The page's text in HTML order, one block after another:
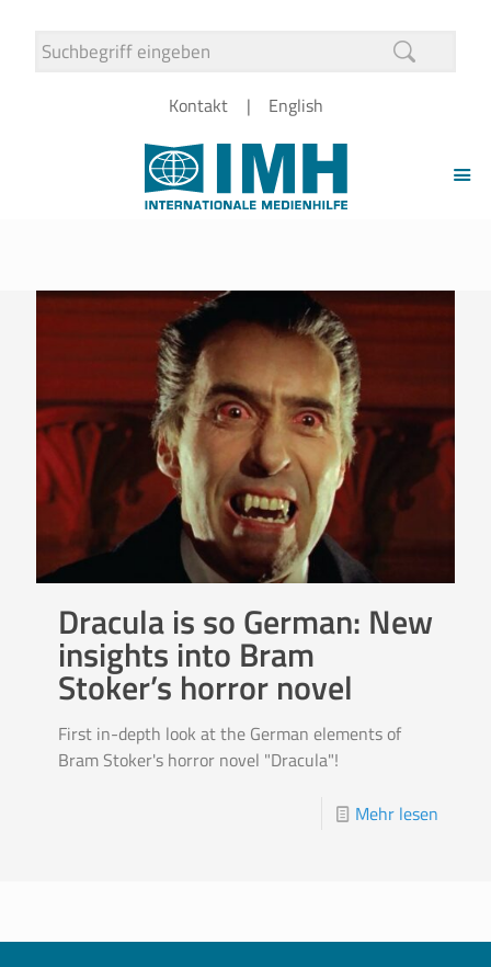
Kontakt English
Dracula is so German: New
insights into Bram
Stoker’s horror novel
First in-depth look at the German elements of
Bram Stoker's horror novel "Dracula"!
Mehr lesen